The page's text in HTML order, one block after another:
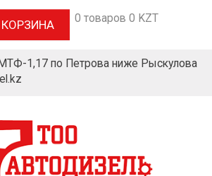
КОРЗИНА 0 товаров 0 KZT
1,17 по Петрова ниже Рыскулова